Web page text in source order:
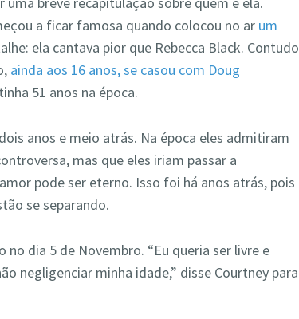
a ficar famosa quando colocou no ar um
ela cantava pior que Rebecca Black. Contudo
ainda aos 16 anos, se casou com Doug
51 anos na época.
anos e meio atrás. Na época eles admitiram
mas que eles iriam passar a
pode ser eterno. Isso foi há anos atrás, pois
se separando.
dia 5 de Novembro. “Eu queria ser livre e
negligenciar minha idade,” disse Courtney para